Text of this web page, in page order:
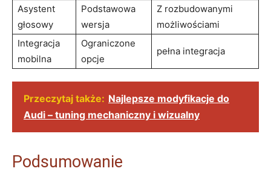
Asystent
głosowy
Podstawowa
wersja
Z rozbudowanymi
możliwościami
Integracja
mobilna
Ograniczone
opcje
pełna integracja
Przeczytaj także: Najlepsze modyfikacje do
Audi – tuning mechaniczny i wizualny
Podsumowanie